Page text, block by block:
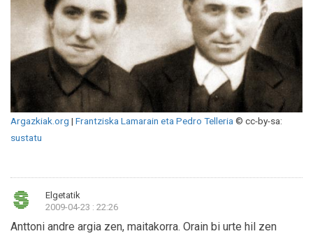
Argazkiak.org | Frantziska Lamarain eta Pedro Telleria© cc-by-sa:
sustatu
Elgetatik
2009-04-23 : 22:26
Anttoni andre argia zen, maitakorra. Orain bi urte hil zen